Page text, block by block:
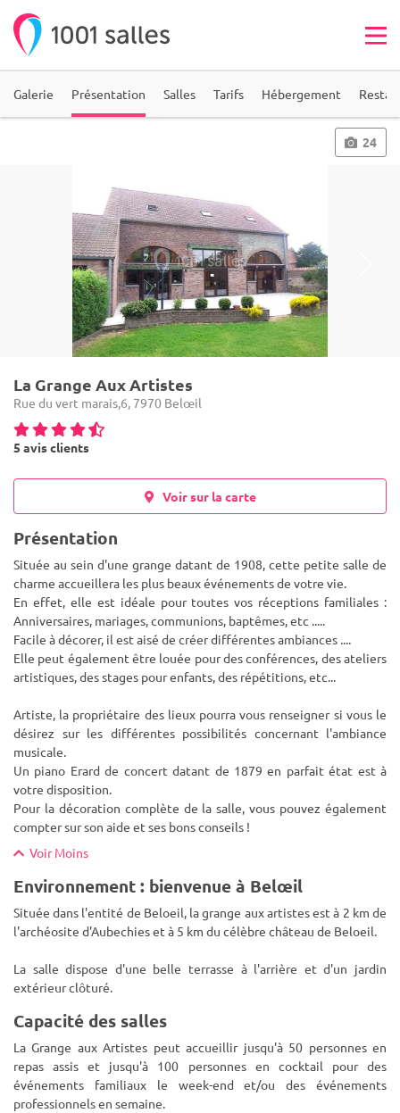
Galerie Présentation Salles Tarifs Hébergement
24
La Grange Aux Artistes
Rue du vert marais,6, 7970 Belœil
5 avis clients
Voir sur la carte
Présentation
Située au sein d'une grange datant de 1908, cette petite salle de
charme accueillera les plus beaux événements de votre vie.
En effet, elle est idéale pour toutes vos réceptions familiales :
Anniversaires, mariages, communions, baptêmes, etc .....
Facile à décorer, il est aisé de créer différentes ambiances ....
Elle peut également être louée pour des conférences, des ateliers
artistiques, des stages pour enfants, des répétitions, etc...
Artiste, la propriétaire des lieux pourra vous renseigner si vous le
désirez sur les différentes possibilités concernant l'ambiance
musicale.
Un piano Erard de concert datant de 1879 en parfait état est à
votre disposition.
Pour la décoration complète de la salle, vous pouvez également
compter sur son aide et ses bons conseils !
Voir Moins
Environnement : bienvenue à Belœil
Située dans l'entité de Beloeil, la grange aux artistes est à 2 km de
l'archéosite d'Aubechies et à 5 km du célèbre château de Beloeil.
La salle dispose d'une belle terrasse à l'arrière et d'un jardin
extérieur clôturé.
Capacité des salles
La Grange aux Artistes peut accueillir jusqu'à 50 personnes en
repas assis et jusqu'à 100 personnes en cocktail pour des
événements familiaux le week-end et/ou des événements
professionnels en semaine.